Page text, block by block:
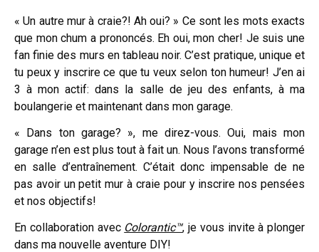
« Un autre mur à craie?! Ah oui? » Ce sont les mots exacts
que mon chum a prononcés. Eh oui, mon cher! Je suis une
fan finie des murs en tableau noir. C’est pratique, unique et
tu peux y inscrire ce que tu veux selon ton humeur! J’en ai
3 à mon actif: dans la salle de jeu des enfants, à ma
boulangerie et maintenant dans mon garage.
« Dans ton garage? », me direz-vous. Oui, mais mon
garage n’en est plus tout à fait un. Nous l’avons transformé
en salle d’entraînement. C’était donc impensable de ne
pas avoir un petit mur à craie pour y inscrire nos pensées
et nos objectifs!
En collaboration avec Colorantic™, je vous invite à plonger
dans ma nouvelle aventure DIY!